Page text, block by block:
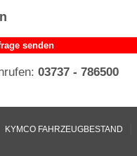
senden
03737 - 786500
KYMCO FAHRZEUGBESTAND